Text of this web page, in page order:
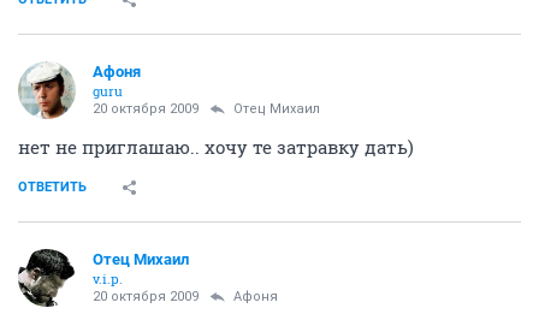
Aфоня
guru
20 октября 2009 Отец Михаил
нет не приглашаю.. хочу те затравку дать)
ОТВЕТИТЬ
Отец Михаил
v.i.p.
20 октября 2009 Aфоня